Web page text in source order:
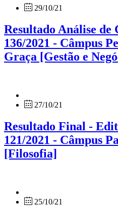
29/10/21
Resultado Análise
136/2021 - Câmpus
Graça [Gestão e
27/10/21
Resultado Final -
121/2021 - Câmpus
[Filosofia]
25/10/21